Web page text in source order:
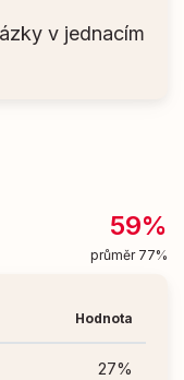
v jednacím
59%
průměr 77%
Hodnota
27%